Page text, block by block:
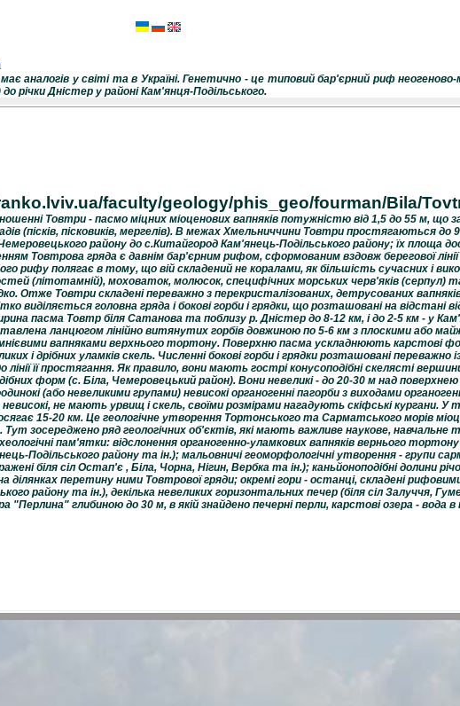
аналогів у світі та в Україні. Генетично - це типовий бар'єрний риф
до річки Дністер у районі Кам'янця-Подільського.
faculty/geology/phis_geo/fourman/Bila/
Товтри - пасмо міцних міоценових вапняків потужністю від 1,5 до 55 м, що
(пісків, пісковиків, мергелів). В межах Хмельниччини Товтри простягаються
району до с.Китайгород Кам'янець-Подільського району; їх площа
Товтрова гряда є давнім бар'єрним рифом, сформованим вздовж берегової
рифу полягає в тому, що вій складений не коралами, як більшість сучасних і
(літотамній), моховаток, молюсок, специфіч­них морських черв'яків (серпул) та
Отже Товтри складені переважно з перекристалізованих, детрусованих
виділяється головна гряда і бокові горби і грядки, що розташовані на відстані
пасма Товтр біля Сатанова та поблизу р. Дністер до 8-12 км, і до 2-5 км - у
ланцюгом лінійно витянутих горбів довжиною по 5-6 км з плоскими або
вапняками верхнього тортону. Поверхню пасма ускладнюють карстові
і дрібних уламків скель. Численні бокові горби і грядки розташовані переважно
лінії її простягання. Як правило, вони мають гострі конусоподібні скелясті
форм (c. Біла, Чемеровецький район). Вони невеликі - до 20-30 м над
(або невеликими групами) невисокі органогенні пагорби з виходами
не мають урвищ і скель, своїми розмірами нагадують скіфські кургани. У
15-20 км. Це геологічне утворення Тортонського та Сарматського морів
Тут зосереджено ряд геологічних об'єктів, які мають важливе наукове, навчальне
пам'ятки: відслонення органогенно-уламкових вапняків вер­нього
Подільського району та ін.); мальовничі геоморфологічні утворення - групи
біля сіл Остап'є , Біла, Чорна, Нігин, Вербка та ін.); каньйоноподібні долини
ділянках перетину ними Товтрової гряди; окремі гори - останці, складені
району та ін.), декілька невеликих горизонтальних печер (біля сіл Залуччя,
"Перлина" глибиною до 30 м, в якій знайдено печерні перли, карстові озера - вода